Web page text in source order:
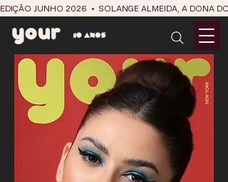
EDIÇÃO JUNHO 2026  •  SOLANGE ALMEIDA, A DONA